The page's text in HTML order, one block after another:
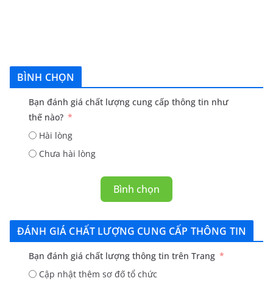
BÌNH CHỌN
Bạn đánh giá chất lượng cung cấp thông tin như
thế nào?
Hài lòng
Chưa hài lòng
Bình chọn
ĐÁNH GIÁ CHẤT LƯỢNG CUNG CẤP THÔNG TIN
Bạn đánh giá chất lượng thông tin trên Trang
Cập nhật thêm sơ đố tổ chức